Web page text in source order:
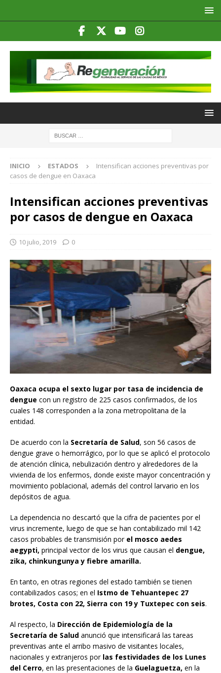
INICIO ESTADOS
Intensifican acciones preventivas por
casos de dengue en Oaxaca
Intensifican acciones preventivas
por casos de dengue en Oaxaca
10 julio, 2019 0
Oaxaca ocupa el sexto lugar por tasa de incidencia de
dengue con un registro de 225 casos confirmados, de los
cuales 148 corresponden a la zona metropolitana de la
entidad.
De acuerdo con la Secretaría de Salud, son 56 casos de
dengue grave o hemorrágico, por lo que se aplicó el protocolo
de atención clínica, nebulización dentro y alrededores de la
vivienda de los enfermos, donde existe mayor concentración y
movimiento poblacional, además del control larvario en los
depósitos de agua.
La dependencia no descartó que la cifra de pacientes por el
virus incremente, luego de que se han contabilizado mil 142
casos probables de transmisión por el mosco aedes
aegypti, principal vector de los virus que causan el dengue,
zika, chinkungunya y fiebre amarilla.
En tanto, en otras regiones del estado también se tienen
contabilizados casos; en el Istmo de Tehuantepec 27
brotes, Costa con 22, Sierra con 19 y Tuxtepec con seis.
Al respecto, la Dirección de Epidemiología de la
Secretaría de Salud anunció que intensificará las tareas
preventivas ante el arribo masivo de visitantes locales,
nacionales y extranjeros por las festividades de los Lunes
del Cerro, en las presentaciones de la Guelaguetza, en la